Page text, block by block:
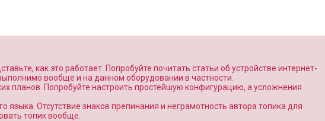
как это работает. Попробуйте почитать статьи об устройстве интернет-
вообще и на данном оборудовании в частности.
планов. Попробуйте настроить простейшую конфигурацию, а усложнения
языка. Отсутствие знаков препинания и неграмотность автора топика для
топик вообще.